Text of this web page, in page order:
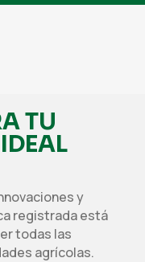
TU
y
registrada está
todas las
agrícolas.